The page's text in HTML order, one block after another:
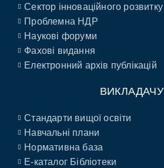
Сектор інноваційного розвитку
Проблемна НДР
Наукові форуми
Фахові видання
Електронний архів публікацій
ВИКЛАДАЧУ
Стандарти вищої освіти
Навчальні плани
Нормативна база
E-каталог Бібліотеки